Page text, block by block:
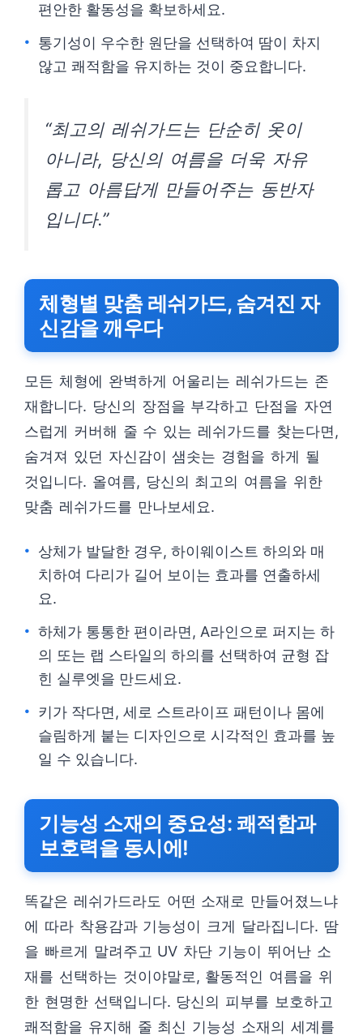
편안한 활동성을 확보하세요.
통기성이 우수한 원단을 선택하여 땀이 차지
않고 쾌적함을 유지하는 것이 중요합니다.
“최고의 레쉬가드는 단순히 옷이
아니라, 당신의 여름을 더욱 자유
롭고 아름답게 만들어주는 동반자
입니다.”
체형별 맞춤 레쉬가드, 숨겨진 자
신감을 깨우다
모든 체형에 완벽하게 어울리는 레쉬가드는 존
재합니다. 당신의 장점을 부각하고 단점을 자연
스럽게 커버해 줄 수 있는 레쉬가드를 찾는다면,
숨겨져 있던 자신감이 샘솟는 경험을 하게 될
것입니다. 올여름, 당신의 최고의 여름을 위한
맞춤 레쉬가드를 만나보세요.
상체가 발달한 경우, 하이웨이스트 하의와 매
치하여 다리가 길어 보이는 효과를 연출하세
요.
하체가 통통한 편이라면, A라인으로 퍼지는 하
의 또는 랩 스타일의 하의를 선택하여 균형 잡
힌 실루엣을 만드세요.
키가 작다면, 세로 스트라이프 패턴이나 몸에
슬림하게 붙는 디자인으로 시각적인 효과를 높
일 수 있습니다.
기능성 소재의 중요성: 쾌적함과
보호력을 동시에!
똑같은 레쉬가드라도 어떤 소재로 만들어졌느냐
에 따라 착용감과 기능성이 크게 달라집니다. 땀
을 빠르게 말려주고 UV 차단 기능이 뛰어난 소
재를 선택하는 것이야말로, 활동적인 여름을 위
한 현명한 선택입니다. 당신의 피부를 보호하고
쾌적함을 유지해 줄 최신 기능성 소재의 세계를